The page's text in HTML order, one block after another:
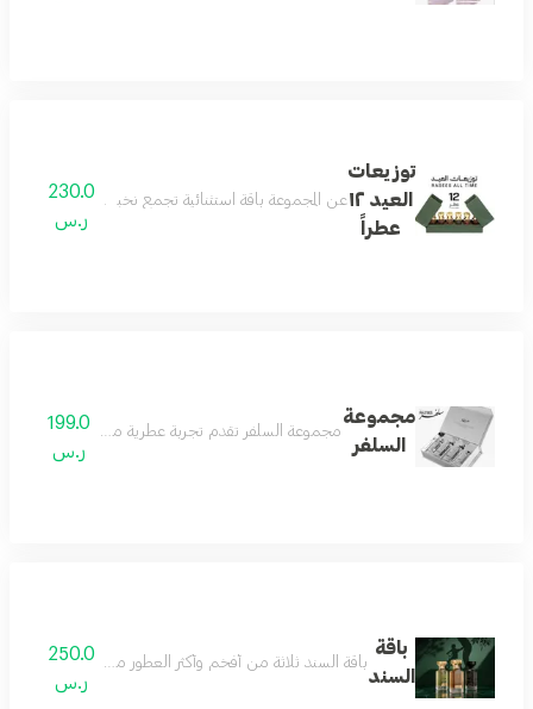
توزيعات
العيد ١٢
عطراً
عن المجموعة باقة استثنائية تجمع نخبة العطر والأكثر تميزًا في تاريخ رسيس، 12
230.0
ر.س
مجموعة
السلفر
مجموعة السلفر تقدم تجربة عطرية متكاملة تجمع بين
199.0
ر.س
باقة
السند
باقة السند ثلاثة من أفخم وأكثر العطور مبيعاً، جُمعت
250.0
ر.س